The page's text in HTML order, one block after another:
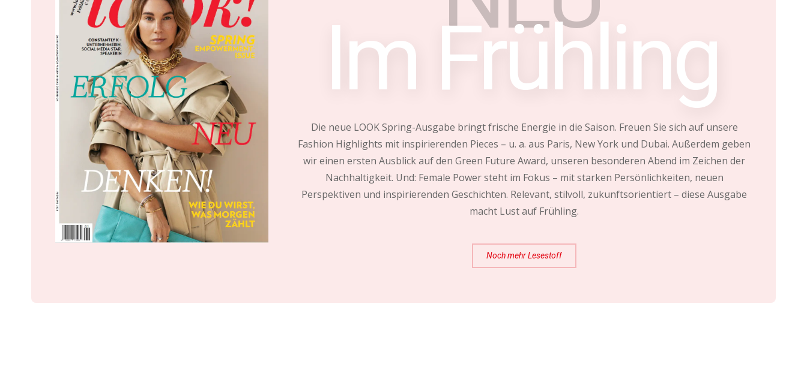
Im Frühling
Die neue LOOK Spring-Ausgabe bringt frische Energie in die Saison. Freuen Sie sich auf unsere
Fashion Highlights mit inspirierenden Pieces – u. a. aus Paris, New York und Dubai. Außerdem geben
wir einen ersten Ausblick auf den Green Future Award, unseren besonderen Abend im Zeichen der
Nachhaltigkeit. Und: Female Power steht im Fokus – mit starken Persönlichkeiten, neuen
Perspektiven und inspirierenden Geschichten. Relevant, stilvoll, zukunftsorientiert – diese Ausgabe
macht Lust auf Frühling.
Noch mehr Lesestoff